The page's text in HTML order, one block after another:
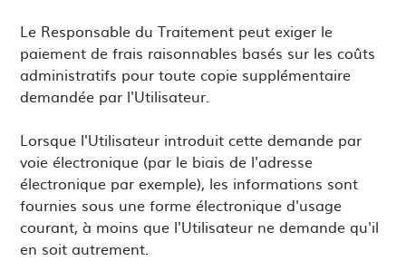
Le Responsable du Traitement peut exiger le
paiement de frais raisonnables basés sur les coûts
administratifs pour toute copie supplémentaire
demandée par l'Utilisateur.
Lorsque l'Utilisateur introduit cette demande par
voie électronique (par le biais de l'adresse
électronique par exemple), les informations sont
fournies sous une forme électronique d'usage
courant, à moins que l'Utilisateur ne demande qu'il
en soit autrement.